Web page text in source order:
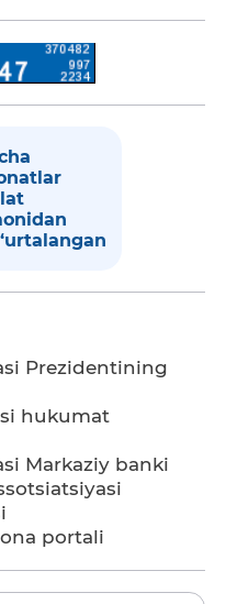
Prezidentining
hukumat
Markaziy banki
portali